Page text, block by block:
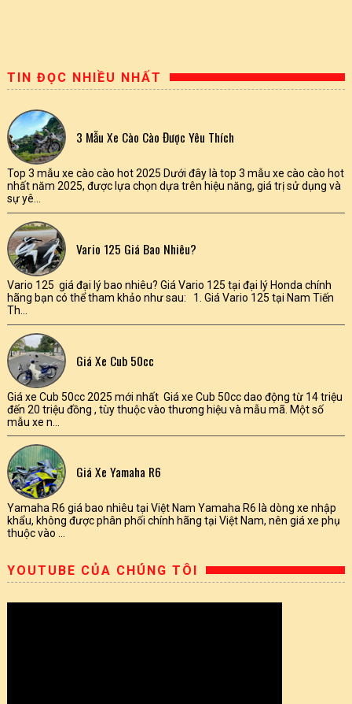
TIN ĐỌC NHIỀU NHẤT
3 Mẫu Xe Cào Cào Được Yêu Thích
Top 3 mẫu xe cào cào hot 2025 Dưới đây là top 3 mẫu xe cào cào hot
nhất năm 2025, được lựa chọn dựa trên hiệu năng, giá trị sử dụng và
sự yê...
Vario 125 Giá Bao Nhiêu?
Vario 125 giá đại lý bao nhiêu? Giá Vario 125 tại đại lý Honda chính
hãng bạn có thể tham khảo như sau: 1. Giá Vario 125 tại Nam Tiến
Th...
Giá Xe Cub 50cc
Giá xe Cub 50cc 2025 mới nhất Giá xe Cub 50cc dao động từ 14 triệu
đến 20 triệu đồng , tùy thuộc vào thương hiệu và mẫu mã. Một số
mẫu xe n...
Giá Xe Yamaha R6
Yamaha R6 giá bao nhiêu tại Việt Nam Yamaha R6 là dòng xe nhập
khẩu, không được phân phối chính hãng tại Việt Nam, nên giá xe phụ
thuộc vào ...
YOUTUBE CỦA CHÚNG TÔI